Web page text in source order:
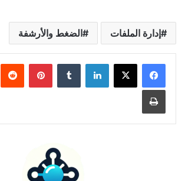
إدارة الملفات الضغط والأرشفة
لينكدإن بينتيريست
طباعة